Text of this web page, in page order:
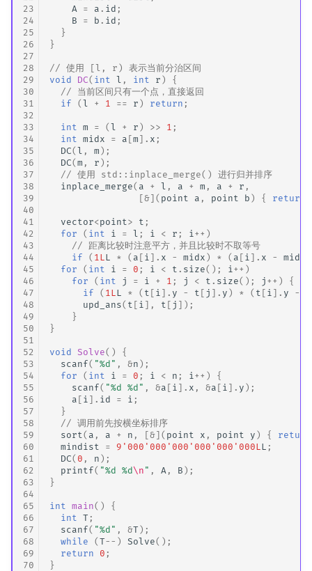
23
24
25
26
27
28
29
30
31
32
33
34
35
36
37
38
39
40
41
42
43
44
45
46
47
48
49
50
51
52
53
54
55
56
57
58
59
60
61
62
63
64
65
66
67
68
69
70
A
= a . id ;
B
= b . id ;
}
}
// 使用 [l, r) 表示当前分治区间
void
DC( int l , int r )
{
// 当前区间只有一个点，直接返回
if
(l + 1 == r ) return ;
int m = (l + r ) >> 1 ;
int
midx = a [m ]. x ;
DC(l , m );
DC(m , r );
// 使用 std::inplace_merge() 进行归并排序
inplace_merge( a + l , a + m , a + r ,
[&]( point a , point b ) { return
vector<point > t ;
for
( int i = l ; i < r ; i ++ )
// 距离比较时注意平方，并且比较时不取等号
if
( 1L L * ( a [ i ]. x - midx ) * ( a [ i ]. x - midx
for
( int i = 0 ; i < t . size(); i ++ )
for
( int j = i + 1 ; j < t . size(); j ++ )
{
if
( 1L L * ( t [ i ]. y - t [ j ]. y ) * ( t [ i ]. y -
upd_ans( t [ i ], t [ j ]);
}
}
void Solve()
{
scanf( "%d" , &n );
for
( int i = 0 ; i < n ; i ++ )
{
scanf( "%d %d" , &a [ i ]. x , &a [ i ]. y );
a [ i ]. id = i ;
}
// 调用前先按横坐标排序
sort ( a , a + n , [&]( point x , point y ) {
return
mindist
= 9'000'000'000'000'000'000L L ;
DC( 0 , n );
printf( "%d %d\n " , A , B );
}
int main()
{
int
T ;
scanf( "%d" , &T );
while
(T-- ) Solve();
return
0 ;
}